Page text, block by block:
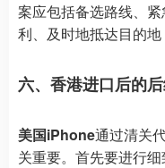
案应包括备选路线、
利、及时地抵达目的地
六、香港进口后的
美国iPhone通过清关
关重要。首先要进行